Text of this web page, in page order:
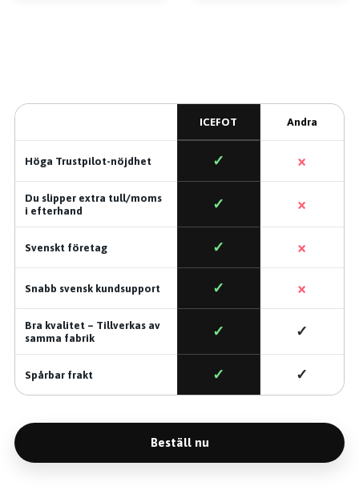
ICEFOT Andra
Höga Trustpilot-nöjdhet ✓ ×
Du slipper extra tull/moms
i efterhand
✓ ×
Svenskt företag ✓ ×
Snabb svensk kundsupport ✓ ×
Bra kvalitet – Tillverkas av
samma fabrik
✓ ✓
Spårbar frakt ✓ ✓
Beställ nu